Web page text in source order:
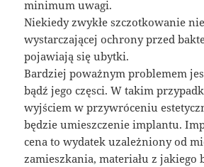
minimum uwagi.
Niekiedy zwykłe szczotkowanie
wystarczającej ochrony przed
pojawiają się ubytki.
Bardziej poważnym problemem
bądź jego częsci. W takim
wyjściem w przywróceniu
będzie umieszczenie implantu.
cena to wydatek uzależniony od
zamieszkania, materiału z jakiego